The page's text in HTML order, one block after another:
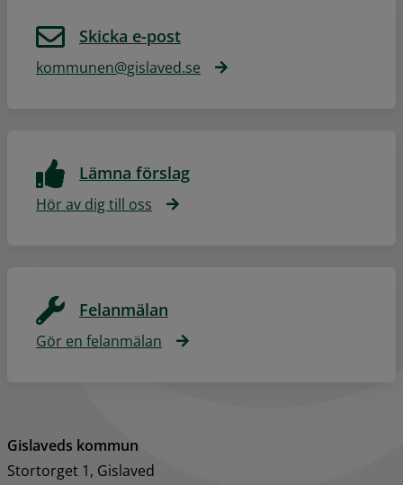
Skicka e-post
kommunen@gislaved.se
Lämna förslag
Hör av dig till oss
Felanmälan
Gör en felanmälan
Gislaveds kommun
Stortorget 1, Gislaved